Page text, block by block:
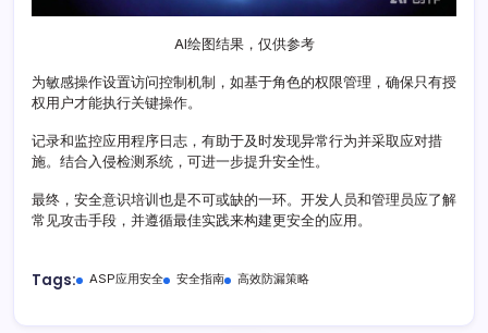
AI绘图结果，仅供参考
为敏感操作设置访问控制机制，如基于角色的权限管理，确保只有授
权用户才能执行关键操作。
记录和监控应用程序日志，有助于及时发现异常行为并采取应对措
施。结合入侵检测系统，可进一步提升安全性。
最终，安全意识培训也是不可或缺的一环。开发人员和管理员应了解
常见攻击手段，并遵循最佳实践来构建更安全的应用。
Tags: ASP应用安全 安全指南 高效防漏策略